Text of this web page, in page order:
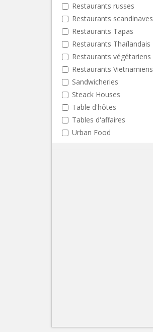
Restaurants russes
Restaurants scandinaves
Restaurants Tapas
Restaurants Thaïlandais
Restaurants végétariens
Restaurants Vietnamiens
Sandwicheries
Steack Houses
Table d'hôtes
Tables d'affaires
Urban Food